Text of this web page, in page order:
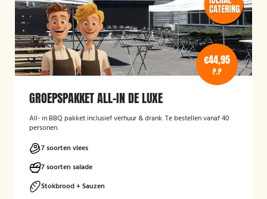
€44,95
P.P
GROEPSPAKKET ALL-IN DE LUXE
All- in BBQ pakket inclusief verhuur & drank. Te bestellen vanaf 40
personen.
7 soorten vlees
7 soorten salade
Stokbrood + Sauzen